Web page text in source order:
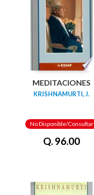
MEDITACIONES
KRISHNAMURTI, J.
No Disponible/Consultar
Q. 96.00